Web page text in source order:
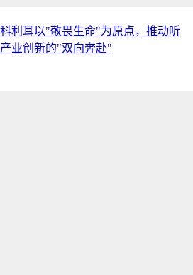
利耳以"敬畏生命"为原点，推动听
业创新的"双向奔赴"